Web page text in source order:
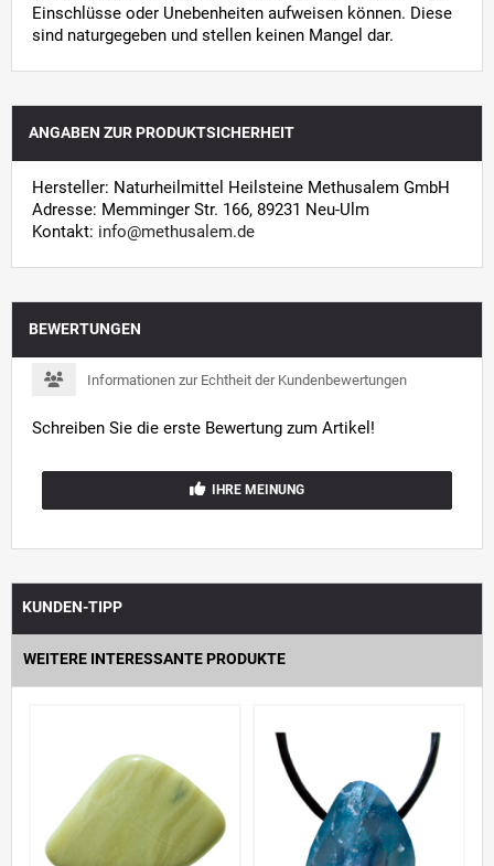
Einschlüsse oder Unebenheiten aufweisen können. Diese
sind naturgegeben und stellen keinen Mangel dar.
ANGABEN ZUR PRODUKTSICHERHEIT
Hersteller: Naturheilmittel Heilsteine Methusalem GmbH
Adresse: Memminger Str. 166, 89231 Neu-Ulm
Kontakt: info@methusalem.de
BEWERTUNGEN
Informationen zur Echtheit der Kundenbewertungen
Schreiben Sie die erste Bewertung zum Artikel!
IHRE MEINUNG
KUNDEN-TIPP
WEITERE INTERESSANTE PRODUKTE